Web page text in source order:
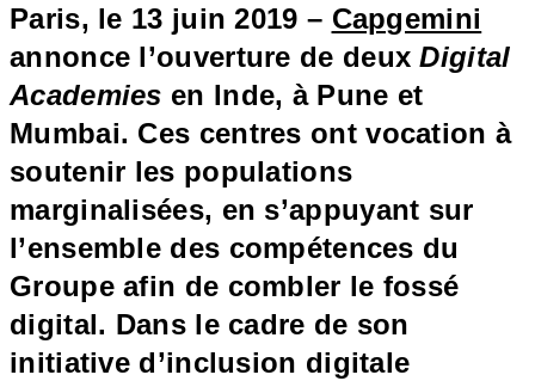
Paris, le 13 juin 2019 – Capgemini
annonce l’ouverture de deuxDigital
Academies en Inde, à Pune et
Mumbai. Ces centres ont vocation à
soutenir les populations
marginalisées, en s’appuyant sur
l’ensemble des compétences du
Groupe afin de combler le fossé
digital. Dans le cadre de son
initiative d’inclusion digitale